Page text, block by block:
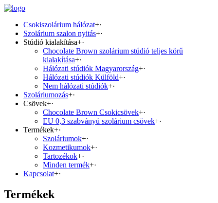
Csokiszolárium hálózat+·
Szolárium szalon nyitás+·
Stúdió kialakítása+·
Chocolate Brown szolárium stúdió teljes körű
kialakítása+·
Hálózati stúdiók Magyarország+·
Hálózati stúdiók Külföld+·
Nem hálózati stúdiók+·
Szoláriumozás+·
Csövek+·
Chocolate Brown Csokicsövek+·
EU 0,3 szabványú szolárium csövek+·
Termékek+·
Szoláriumok+·
Kozmetikumok+·
Tartozékok+·
Minden termék+·
Kapcsolat+·
Termékek